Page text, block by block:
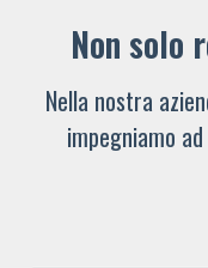
Non solo
Nella nostra
impegniamo